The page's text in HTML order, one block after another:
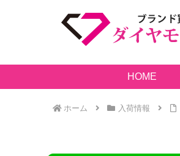
HOME
ホーム 入荷情報